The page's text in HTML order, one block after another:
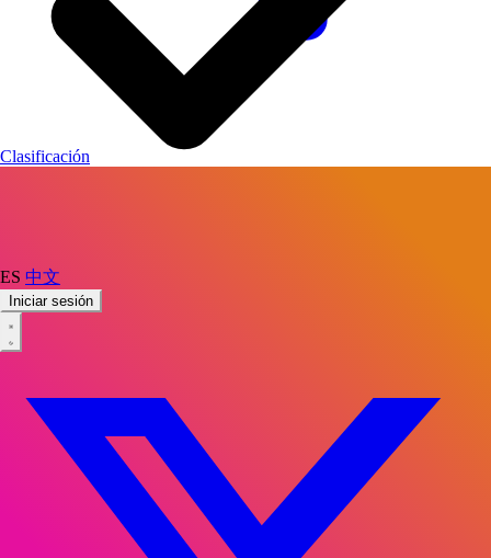
ES 中文
Iniciar sesión
Clasificación